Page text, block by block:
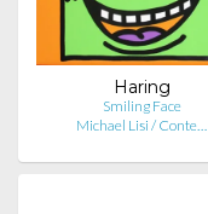
Haring
Smiling Face
Michael Lisi / Conte…